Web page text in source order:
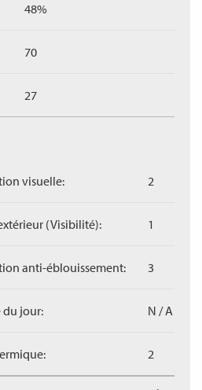
48%
70
27
visuelle: 2
(Visibilité): 1
anti-éblouissement: 3
du jour: N / A
2